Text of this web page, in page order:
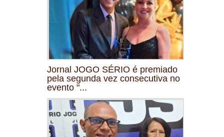
Jornal JOGO SÉRIO é premiado
pela segunda vez consecutiva no
evento "...